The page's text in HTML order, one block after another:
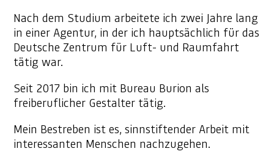
Nach dem Studium arbeitete ich zwei Jahre lang
in einer Agentur, in der ich hauptsächlich für das
Deutsche Zentrum für Luft- und Raumfahrt
tätig war.
Seit 2017 bin ich mit Bureau Burion als
freiberuflicher Gestalter tätig.
Mein Bestreben ist es, sinnstiftender Arbeit mit
interessanten Menschen nachzugehen.